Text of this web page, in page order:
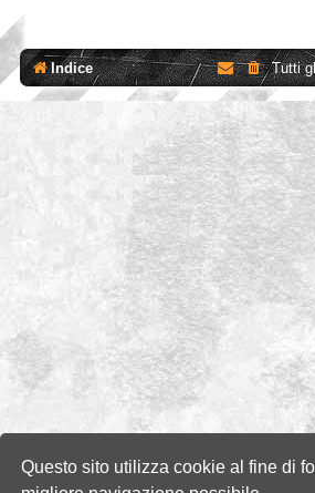
Questo sito utilizza cookie al fine di
Indice Tutti